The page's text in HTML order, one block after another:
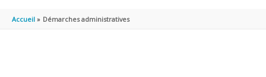
PRINCIPAL
Accueil Démarches administratives